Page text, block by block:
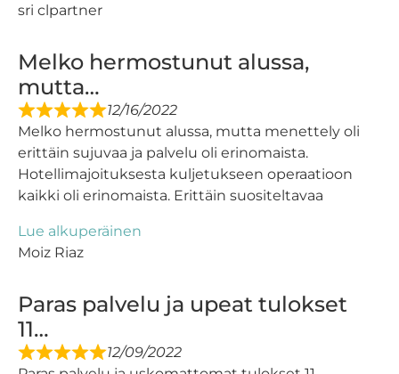
sri clpartner
Melko hermostunut alussa,
mutta…
12/16/2022
Melko hermostunut alussa, mutta menettely oli
erittäin sujuvaa ja palvelu oli erinomaista.
Hotellimajoituksesta kuljetukseen operaatioon
kaikki oli erinomaista. Erittäin suositeltavaa
Lue alkuperäinen
Moiz Riaz
Paras palvelu ja upeat tulokset
11…
12/09/2022